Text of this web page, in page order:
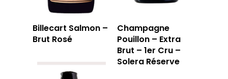
Billecart Salmon –
Brut Rosé
Champagne
Pouillon – Extra
Brut – 1er Cru –
Solera Réserve